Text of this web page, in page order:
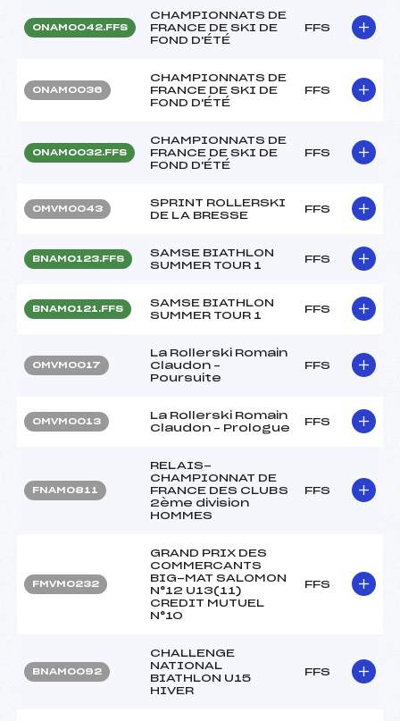
ONAM0042.FFS
CHAMPIONNATS DE
FRANCE DE SKI DE
FOND D'ÉTÉ
FFS
ONAM0036
CHAMPIONNATS DE
FRANCE DE SKI DE
FOND D'ÉTÉ
FFS
ONAM0032.FFS
CHAMPIONNATS DE
FRANCE DE SKI DE
FOND D'ÉTÉ
FFS
OMVM0043
SPRINT ROLLERSKI
DE LA BRESSE
FFS
BNAM0123.FFS
SAMSE BIATHLON
SUMMER TOUR 1
FFS
BNAM0121.FFS
SAMSE BIATHLON
SUMMER TOUR 1
FFS
OMVM0017
La Rollerski Romain
Claudon –
Poursuite
FFS
OMVM0013
La Rollerski Romain
Claudon – Prologue
FFS
FNAM0811
RELAIS-
CHAMPIONNAT DE
FRANCE DES CLUBS
2ème division
HOMMES
FFS
FMVM0232
GRAND PRIX DES
COMMERCANTS
BIG-MAT SALOMON
N°12 U13(11)
CREDIT MUTUEL
N°10
FFS
BNAM0092
CHALLENGE
NATIONAL
BIATHLON U15
HIVER
FFS